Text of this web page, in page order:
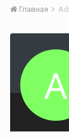
Главная